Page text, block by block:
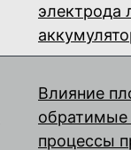
электрода
Влияние
процессы